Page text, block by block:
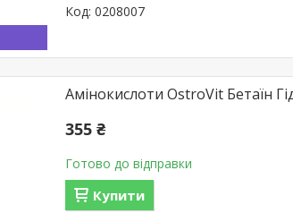
0208007
Амінокислоти OstroVit Бетаїн
355 ₴
Готово до відправки
Купити